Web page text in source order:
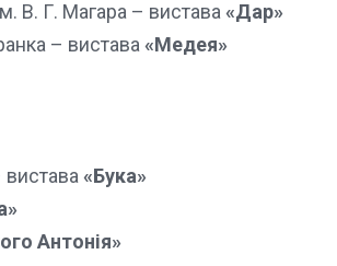
В. Г. Магара – вистава «Дар»
– вистава «Медея»
«Бука»
Антонія»